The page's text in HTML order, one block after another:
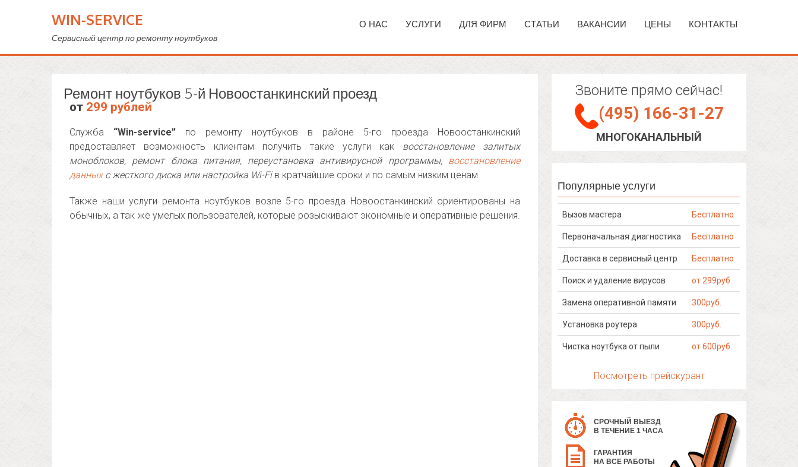
WIN-SERVICE
Сервисный центр по ремонту ноутбуков
О НАС УСЛУГИ ДЛЯ ФИРМ СТАТЬИ ВАКАНСИИ ЦЕНЫ КОНТАКТЫ
Ремонт ноутбуков 5-й Новоостанкинский проезд
от 299 рублей
Служба “Win-service” по ремонту ноутбуков в районе 5-го проезда Новоостанкинский
предоставляет возможность клиентам получить такие услуги как восстановление залитых
моноблоков, ремонт блока питания, переустановка антивирусной программы, восстановление
данныхс жесткого диска или настройка Wi-Fiв кратчайшие сроки и по самым низким ценам.
Также наши услуги ремонта ноутбуков возле 5-го проезда Новоостанкинский ориентированы на
обычных, а так же умелых пользователей, которые розыскивают экономные и оперативные решения.
Звоните прямо сейчас!
(495) 166-31-27
МНОГОКАНАЛЬНЫЙ
Популярные услуги
Вызов мастера Бесплатно
Первоначальная диагностика Бесплатно
Доставка в сервисный центр Бесплатно
Поиск и удаление вирусов от 299руб.
Замена оперативной памяти 300руб.
Установка роутера 300руб.
Чистка ноутбука от пыли от 600руб.
Посмотреть прейскурант
СРОЧНЫЙ ВЫЕЗД
В ТЕЧЕНИЕ 1 ЧАСА
ГАРАНТИЯ
НА ВСЕ РАБОТЫ